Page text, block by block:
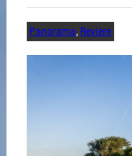
Panorama, Reviere